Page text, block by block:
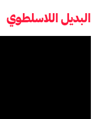
البديل اللاسلطوي